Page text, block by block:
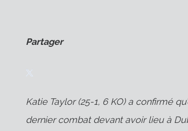
Partager
Katie Taylor (25-1, 6 KO) a confirmé
dernier combat devant avoir lieu à